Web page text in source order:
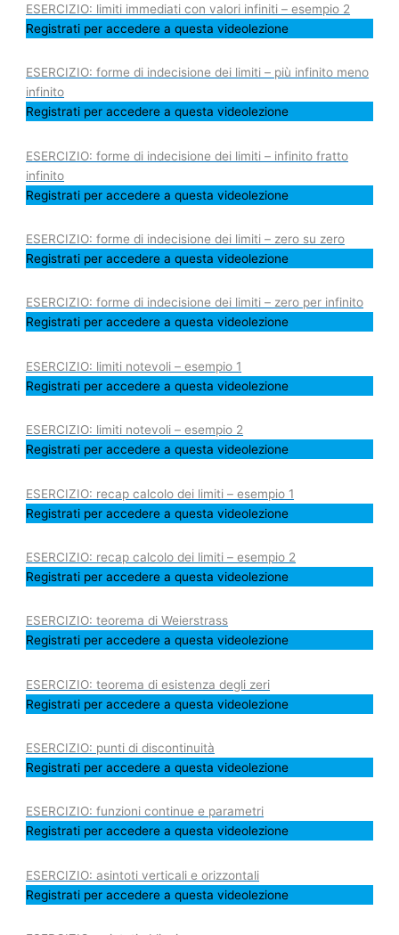
ESERCIZIO: limiti immediati con valori infiniti – esempio 2
Registrati per accedere a questa videolezione
ESERCIZIO: forme di indecisione dei limiti – più infinito meno
infinito
Registrati per accedere a questa videolezione
ESERCIZIO: forme di indecisione dei limiti – infinito fratto
infinito
Registrati per accedere a questa videolezione
ESERCIZIO: forme di indecisione dei limiti – zero su zero
Registrati per accedere a questa videolezione
ESERCIZIO: forme di indecisione dei limiti – zero per infinito
Registrati per accedere a questa videolezione
ESERCIZIO: limiti notevoli – esempio 1
Registrati per accedere a questa videolezione
ESERCIZIO: limiti notevoli – esempio 2
Registrati per accedere a questa videolezione
ESERCIZIO: recap calcolo dei limiti – esempio 1
Registrati per accedere a questa videolezione
ESERCIZIO: recap calcolo dei limiti – esempio 2
Registrati per accedere a questa videolezione
ESERCIZIO: teorema di Weierstrass
Registrati per accedere a questa videolezione
ESERCIZIO: teorema di esistenza degli zeri
Registrati per accedere a questa videolezione
ESERCIZIO: punti di discontinuità
Registrati per accedere a questa videolezione
ESERCIZIO: funzioni continue e parametri
Registrati per accedere a questa videolezione
ESERCIZIO: asintoti verticali e orizzontali
Registrati per accedere a questa videolezione